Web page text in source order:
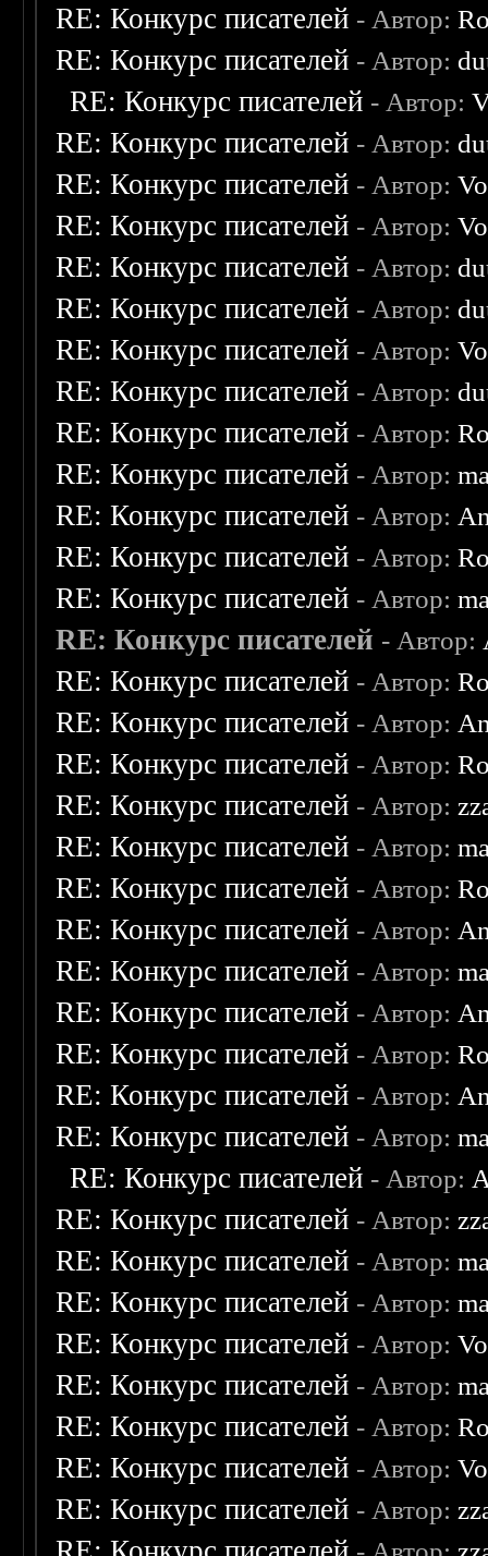
RE: Конкурс писателей - Автор:
RE: Конкурс писателей - Автор:
RE: Конкурс писателей - Автор:
RE: Конкурс писателей - Автор:
RE: Конкурс писателей - Автор:
RE: Конкурс писателей - Автор:
RE: Конкурс писателей - Автор:
RE: Конкурс писателей - Автор:
RE: Конкурс писателей - Автор:
RE: Конкурс писателей - Автор:
RE: Конкурс писателей - Автор:
RE: Конкурс писателей - Автор:
RE: Конкурс писателей - Автор:
RE: Конкурс писателей - Автор:
RE: Конкурс писателей - Автор:
RE: Конкурс писателей - Автор:
RE: Конкурс писателей - Автор:
RE: Конкурс писателей - Автор:
RE: Конкурс писателей - Автор:
RE: Конкурс писателей - Автор:
RE: Конкурс писателей - Автор:
RE: Конкурс писателей - Автор:
RE: Конкурс писателей - Автор:
RE: Конкурс писателей - Автор:
RE: Конкурс писателей - Автор:
RE: Конкурс писателей - Автор:
RE: Конкурс писателей - Автор:
RE: Конкурс писателей - Автор:
RE: Конкурс писателей - Автор:
RE: Конкурс писателей - Автор:
RE: Конкурс писателей - Автор:
RE: Конкурс писателей - Автор:
RE: Конкурс писателей - Автор:
RE: Конкурс писателей - Автор:
RE: Конкурс писателей - Автор:
RE: Конкурс писателей - Автор:
RE: Конкурс писателей - Автор: